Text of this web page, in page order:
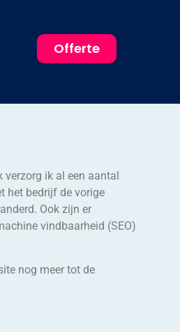
Offerte
ik al een aantal
het bedrijf de vorige
Ook zijn er
vindbaarheid (SEO)
nog meer tot de